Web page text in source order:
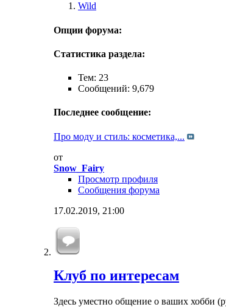
Wild
Опции форума:
Статистика раздела:
Тем: 23
Сообщений: 9,679
Последнее сообщение:
Про моду и стиль: косметика,...
от
Snow_Fairy
Просмотр профиля
Сообщения форума
17.02.2019, 21:00
Клуб по интересам
Здесь уместно общение о ваших хобби